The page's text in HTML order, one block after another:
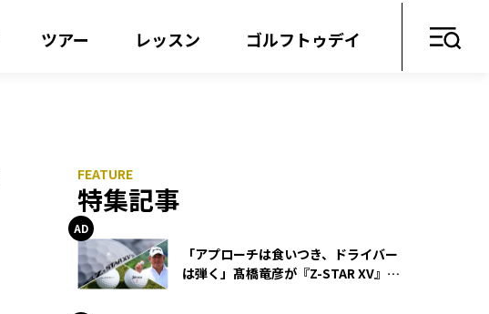
ツアー レッスン ゴルフトゥデイ
特集記事
「アプローチは食いつき、ドライバー
は弾く」髙橋竜彦が『Z-STAR XV』を